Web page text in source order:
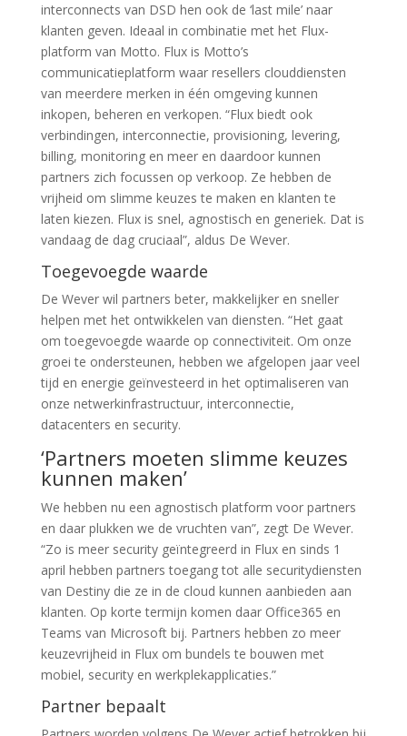
interconnects van DSD hen ook de ‘last mile’ naar
klanten geven. Ideaal in combinatie met het Flux-
platform van Motto. Flux is Motto’s
communicatieplatform waar resellers clouddiensten
van meerdere merken in één omgeving kunnen
inkopen, beheren en verkopen. “Flux biedt ook
verbindingen, interconnectie, provisioning, levering,
billing, monitoring en meer en daardoor kunnen
partners zich focussen op verkoop. Ze hebben de
vrijheid om slimme keuzes te maken en klanten te
laten kiezen. Flux is snel, agnostisch en generiek. Dat is
vandaag de dag cruciaal”, aldus De Wever.
Toegevoegde waarde
De Wever wil partners beter, makkelijker en sneller
helpen met het ontwikkelen van diensten. “Het gaat
om toegevoegde waarde op connectiviteit. Om onze
groei te ondersteunen, hebben we afgelopen jaar veel
tijd en energie geïnvesteerd in het optimaliseren van
onze netwerkinfrastructuur, interconnectie,
datacenters en security.
‘Partners moeten slimme keuzes
kunnen maken’
We hebben nu een agnostisch platform voor partners
en daar plukken we de vruchten van”, zegt De Wever.
“Zo is meer security geïntegreerd in Flux en sinds 1
april hebben partners toegang tot alle securitydiensten
van Destiny die ze in de cloud kunnen aanbieden aan
klanten. Op korte termijn komen daar Office365 en
Teams van Microsoft bij. Partners hebben zo meer
keuzevrijheid in Flux om bundels te bouwen met
mobiel, security en werkplekapplicaties.”
Partner bepaalt